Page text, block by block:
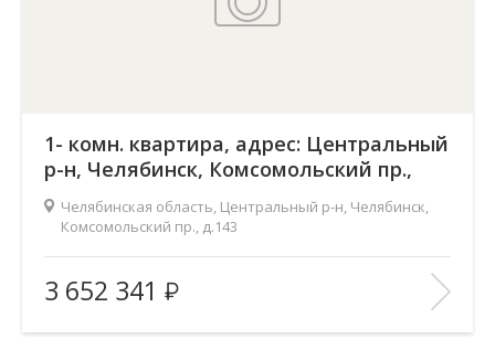
1- комн. квартира, адрес: Центральный
р-н, Челябинск, Комсомольский пр.,
д.143Челябинская область, Центральный р-н, Челябинск,
Комсомольский пр., д.143
Жилой комплекс:
Ньютон
Количество комнат:
1
Общая площадь:
48.9 м
3 652 341